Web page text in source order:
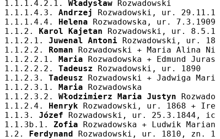
1.1.1.4.2.1. Władysław Rozwadowski
1.1.1.4.3. Andrzej
Rozwadowski, ur.
1.1.1.4.4. Helena Rozwadowska, ur.
1.1.2. Karol Kajetan Rozwadowski, ur.
1.1.2.1. Juwenal Antoni Rozwadowski, ur.
1.1.2.2. Roman Rozwadowski + Maria Alina
1.1.2.2.1. Maria Rozwadowska + Edmund Jurasz
1.1.2.2.2. Tadeusz Rozwadowski, ur. 1890
1.1.2.3. Tadeusz Rozwadowski + Jadwiga
1.1.2.3.1. Maria Rozwadowska
1.1.2.3.2. Włodzimierz Maria Justyn
1.1.2.4. Henryk Rozwadowski, ur. 1868 +
1.1.3. Józef Rozwadowski, ur. 25.3.1844,
1.1.3b.1. Zofia Rozwadowska + Ludwik
1.2. Ferdynand Rozwadowski, ur. 1810, zn.